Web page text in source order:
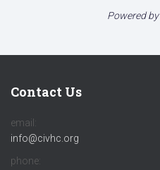
Powered by
Contact Us
email:
info@civhc.org
phone: